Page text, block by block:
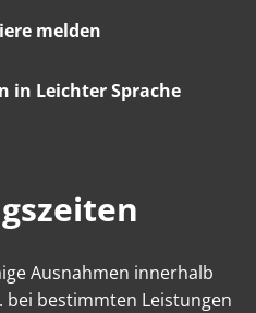
melden
in Leichter Sprache
Ausnahmen innerhalb
bei bestimmten Leistungen